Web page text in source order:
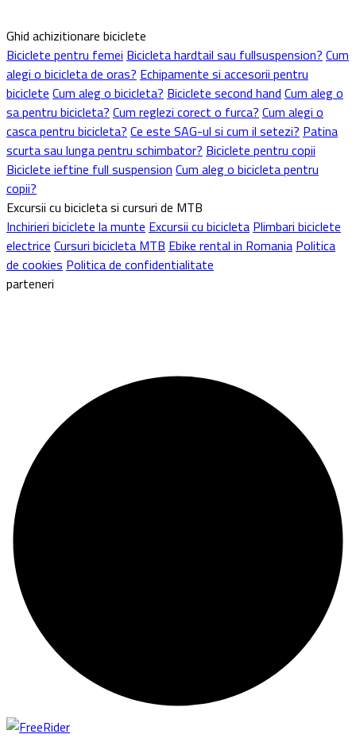
Ghid achizitionare biciclete
Biciclete pentru femei Bicicleta hardtail sau fullsuspension? Cum
alegi o bicicleta de oras? Echipamente si accesorii pentru
biciclete Cum aleg o bicicleta? Biciclete second hand Cum aleg o
sa pentru bicicleta? Cum reglezi corect o furca? Cum alegi o
casca pentru bicicleta? Ce este SAG-ul si cum il setezi? Patina
scurta sau lunga pentru schimbator? Biciclete pentru copii
Biciclete ieftine full suspension Cum aleg o bicicleta pentru
copii?
Excursii cu bicicleta si cursuri de MTB
Inchirieri biciclete la munte Excursii cu bicicleta Plimbari biciclete
electrice Cursuri bicicleta MTB Ebike rental in Romania Politica
de cookies Politica de confidentialitate
parteneri